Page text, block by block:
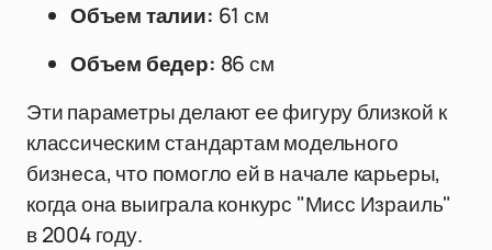
Объем талии: 61 см
Объем бедер: 86 см
Эти параметры делают ее фигуру близкой к
классическим стандартам модельного
бизнеса, что помогло ей в начале карьеры,
когда она выиграла конкурс "Мисс Израиль"
в 2004 году.